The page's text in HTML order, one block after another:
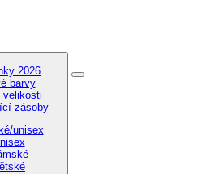
2026
barvy
velikosti
zásoby
unisex